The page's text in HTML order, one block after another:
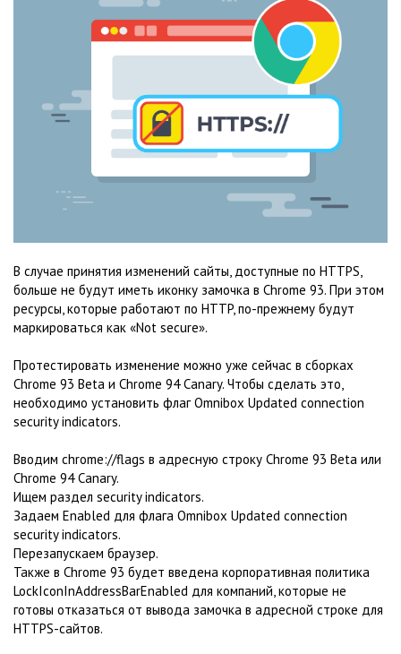
В случае принятия изменений сайты, доступные по HTTPS,
больше не будут иметь иконку замочка в Chrome 93. При этом
ресурсы, которые работают по HTTP, по-прежнему будут
маркироваться как «Not secure».
Протестировать изменение можно уже сейчас в сборках
Chrome 93 Beta и Chrome 94 Canary. Чтобы сделать это,
необходимо установить флаг Omnibox Updated connection
security indicators.
Вводим chrome://flags в адресную строку Chrome 93 Beta или
Chrome 94 Canary.
Ищем раздел security indicators.
Задаем Enabled для флага Omnibox Updated connection
security indicators.
Перезапускаем браузер.
Также в Chrome 93 будет введена корпоративная политика
LockIconInAddressBarEnabled для компаний, которые не
готовы отказаться от вывода замочка в адресной строке для
HTTPS-сайтов.